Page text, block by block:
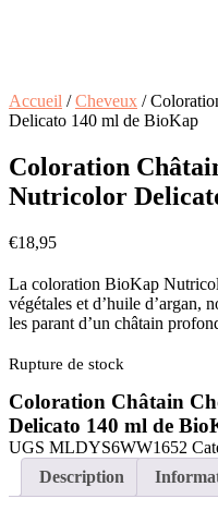
Accueil /Cheveux /
Delicato 140 ml de BioKap
Coloration
Nutricolor
€18,95
La coloration BioKap
végétales et d’huile d’argan,
les parant d’un châtain
Rupture de stock
Coloration Châtain
Delicato 140 ml de
UGS MLDYS6WW1652
Description